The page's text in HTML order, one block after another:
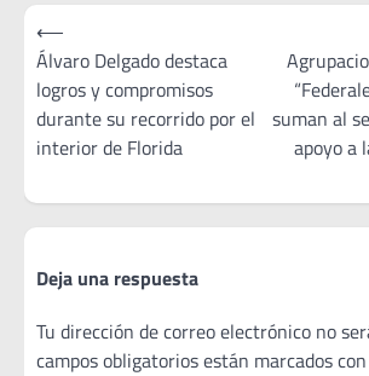
Navegación
de
entradas
⟵
Álvaro Delgado destaca
logros y compromisos
durante su recorrido por el
interior de Florida
suman al
apoyo a
Deja una respuesta
Tu dirección de correo electrónico no
campos obligatorios están marcados con